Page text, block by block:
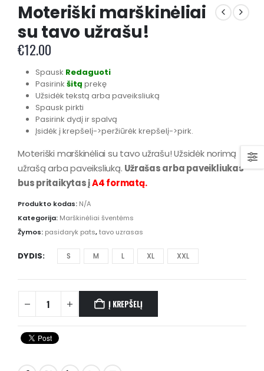
Moteriški marškinėliai
su tavo užrašu!
€12.00
Spausk Redaguoti
Pasirink šitą prekę
Užsidėk tekstą arba paveiksliuką
Spausk pirkti
Pasirink dydį ir spalvą
Įsidėk į krepšelį->peržiūrėk krepšelį->pirk.
Moteriški marškinėliai su tavo užrašu! Užsidėk norimą
užrašą arba paveiksliuką. Užrašas arba paveikliukas
bus pritaikytas įA4 formatą.
Produkto kodas: N/A
Kategorija: Marškinėliai šventėms
Žymos: pasidaryk pats,tavo uzrasas
DYDIS S M L XL XXL
Į KREPŠELĮ